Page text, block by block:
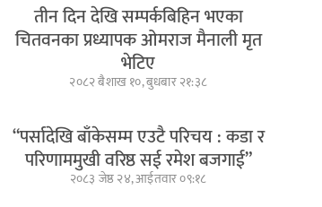
तीन दिन देखि सम्पर्कबिहिन भएका
चितवनका प्रध्यापक ओमराज मैनाली मृत
भेटिए
२०८२ बैशाख १०, बुधबार २१:३८
“पर्सादेखि बाँकेसम्म एउटै परिचय : कडा र
परिणाममुखी वरिष्ठ सई रमेश बजगाई”
२०८३ जेष्ठ २४, आईतवार ०९:१८